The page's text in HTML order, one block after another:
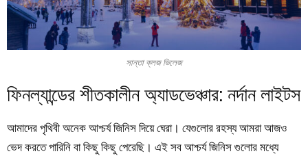
সান্তা ক্লজ ভিলেজ
ফিনল্যান্ডের শীতকালীন অ্যাডভেঞ্চার: নর্দান লাইটস
আমাদের পৃথিবী অনেক আশ্চর্য জিনিস দিয়ে ঘেরা। যেগুলোর রহস্য আমরা আজও
ভেদ করতে পারিনি বা কিছু কিছু পেরেছি। এই সব আশ্চর্য জিনিস গুলোর মধ্যে